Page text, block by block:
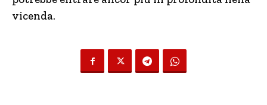
vicenda.